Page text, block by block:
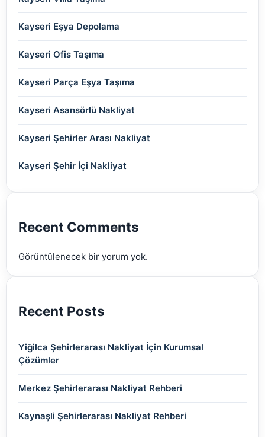
(2)
(2)
(2)
(2)
(2)
(2)
(2)
(2)
(2)
(2)
Kayseri Eşya Depolama
Kayseri Ofis Taşıma
Kayseri Parça Eşya Taşıma
Kayseri Asansörlü Nakliyat
Kayseri Şehirler Arası Nakliyat
Kayseri Şehir İçi Nakliyat
Recent Comments
Görüntülenecek bir yorum yok.
Recent Posts
Yiğilca Şehirlerarası Nakliyat İçin Kurumsal
Çözümler
Merkez Şehirlerarası Nakliyat Rehberi
Kaynaşli Şehirlerarası Nakliyat Rehberi